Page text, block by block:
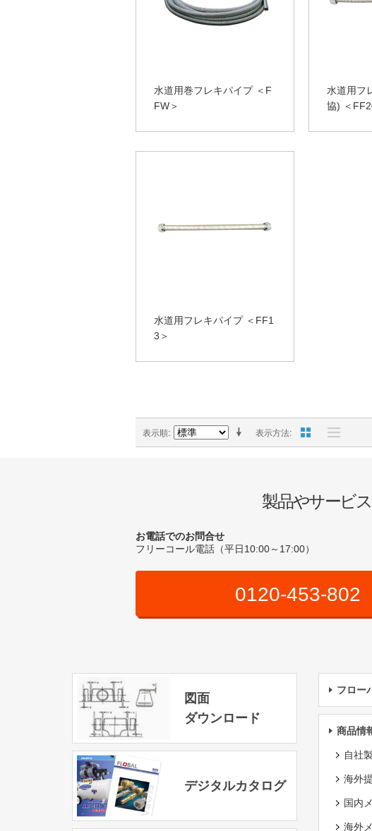
水道用巻フレキパイプ ＜F
FW＞
水道用フ
協) ＜
水道用フレキパイプ ＜FF1
3＞
表示方法
表示順
製品やサービ
お電話でのお問合せ
フリーコール電話（平日10:00～17:00）
0120-453-802
図面
ダウンロード
デジタルカタログ
フロー
商品情
自社
海外
国内
海外